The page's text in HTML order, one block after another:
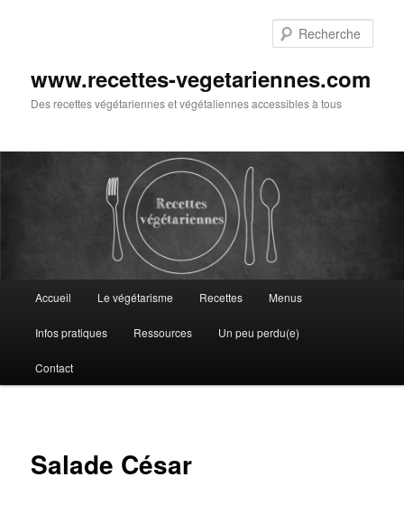
www.recettes-vegetariennes.com
Des recettes végétariennes et végétaliennes accessibles à tous
Accueil Le végétarisme Recettes Menus
Infos pratiques Ressources Un peu perdu(e)
Contact
Salade César